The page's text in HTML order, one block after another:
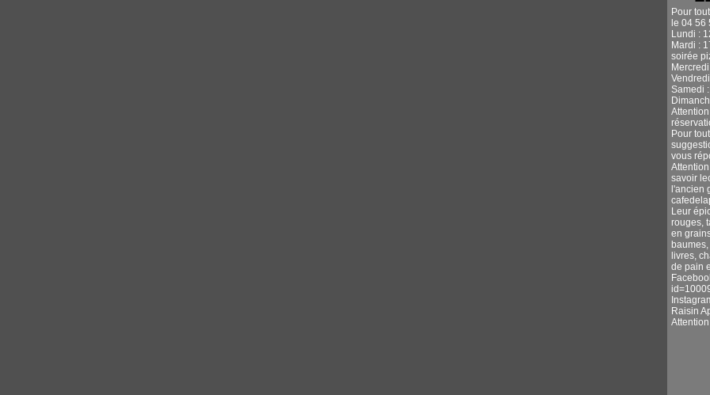
Pour
le 04 56
Lundi :
Mardi :
soirée
Samedi
Pour
vous
savoir
l'ancien
Leur
rouges,
en
livres,
de pain
Raisin